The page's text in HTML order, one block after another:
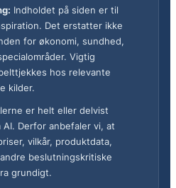
Indholdet på siden er til
Det erstatter ikke
for økonomi, sundhed,
Vigtig
hos relevante
kilder.
er helt eller delvist
Derfor anbefaler vi, at
vilkår, produktdata,
beslutningskritiske
grundigt.